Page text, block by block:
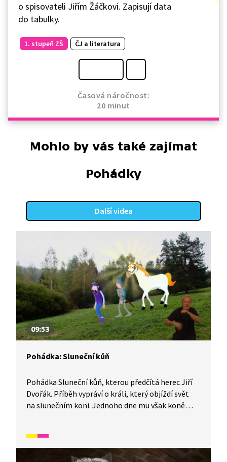
o spisovateli Jiřím Žáčkovi. Zapisují data
do tabulky.
1. stupeň ZŠ ČJ a literatura
Časová náročnost:
20 minut
Mohlo by vás také zajímat
Pohádky
Další videa
09:53
Pohádka: Sluneční kůň
Pohádka Sluneční kůň, kterou předčítá herec Jiří
Dvořák. Příběh vypráví o králi, který objíždí svět
na slunečním koni. Jednoho dne mu však koně
kouzelného koně zachránit.